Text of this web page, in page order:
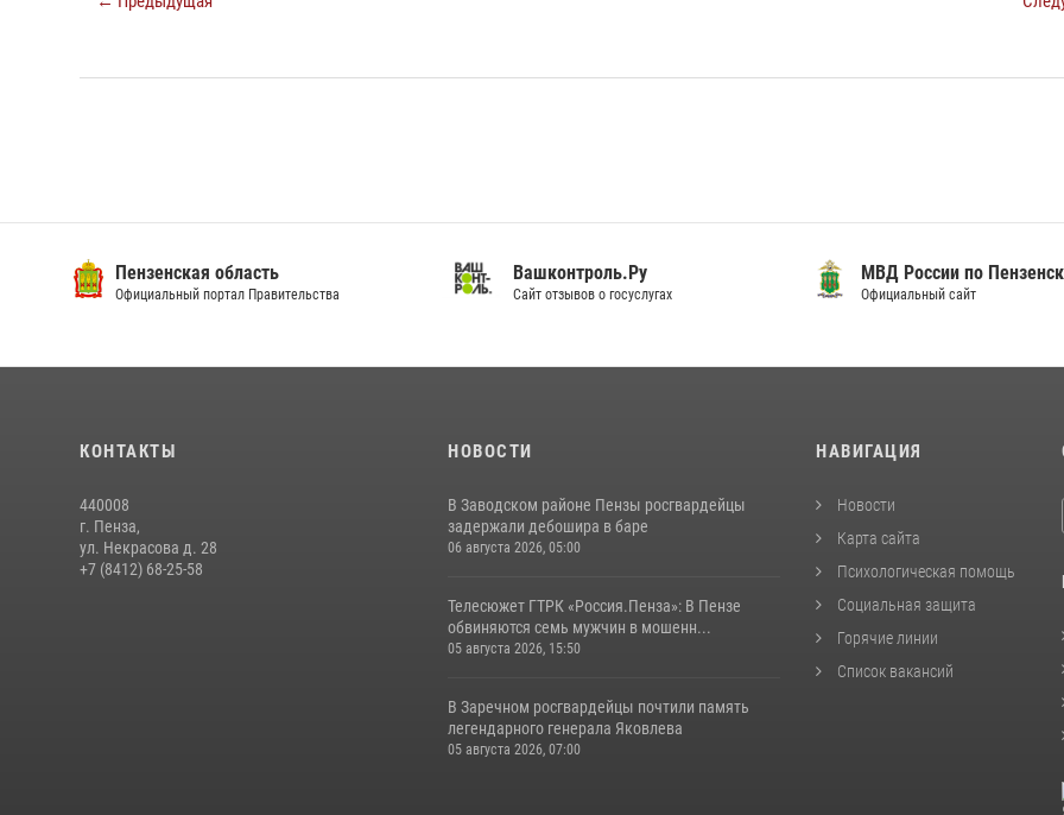
Пензенская область
Официальный портал Правительства
Вашконтроль.Ру
Сайт отзывов о госуслугах
МВД России по
Официальный сайт
КОНТАКТЫ
440008
г. Пенза,
ул. Некрасова д. 28
+7 (8412) 68-25-58
НОВОСТИ
В Заводском районе Пензы росгвардейцы
задержали дебошира в баре
06 августа 2026, 05:00
Телесюжет ГТРК «Россия.Пенза»: В Пензе
обвиняются семь мужчин в мошенн...
05 августа 2026, 15:50
В Заречном росгвардейцы почтили память
легендарного генерала Яковлева
05 августа 2026, 07:00
НАВИГАЦИЯ
Новости
Карта сайта
Психологическая помощь
Социальная защита
Горячие линии
Список вакансий